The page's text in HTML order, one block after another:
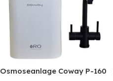
Osmoseanlage Coway P-160